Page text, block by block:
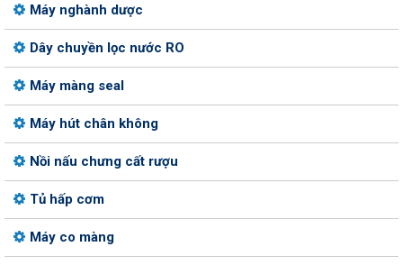
Máy nghành dược
Dây chuyền lọc nước RO
Máy màng seal
Máy hút chân không
Nồi nấu chưng cất rượu
Tủ hấp cơm
Máy co màng